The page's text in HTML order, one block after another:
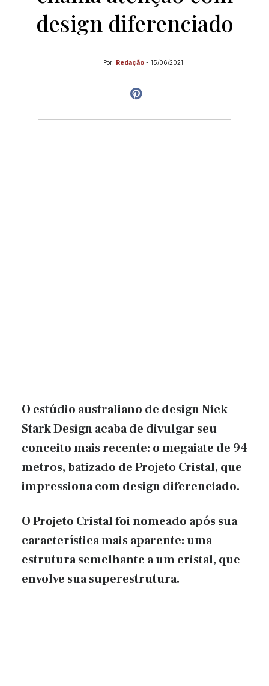
design diferenciado
Por: Redação - 15/06/2021
O estúdio australiano de design Nick
Stark Design acaba de divulgar seu
conceito mais recente: o megaiate de 94
metros, batizado de Projeto Cristal, que
impressiona com design diferenciado.
O Projeto Cristal foi nomeado após sua
característica mais aparente: uma
estrutura semelhante a um cristal, que
envolve sua superestrutura.